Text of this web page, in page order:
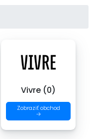
Vivre (0)
Zobraziť obchod
→